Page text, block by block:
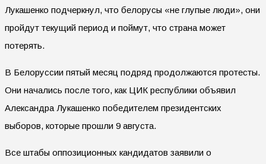
Лукашенко подчеркнул, что белорусы «не глупые люди», они
пройдут текущий период и поймут, что страна может
потерять.
В Белоруссии пятый месяц подряд продолжаются протесты.
Они начались после того, как ЦИК республики объявил
Александра Лукашенко победителем президентских
выборов, которые прошли 9 августа.
Все штабы оппозиционных кандидатов заявили о